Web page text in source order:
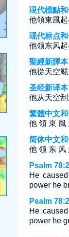
現代標點
他領東風起
现代标点
他领东风起
聖經新譯
他從天空颳
圣经新译
他从天空刮
繁體中文
他 領 東 風
简体中文
他 领 东 风
Psalm
He
power he
Psalm
He
power he